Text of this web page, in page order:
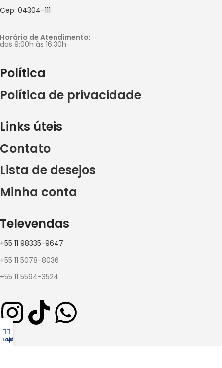
Cep: 04304-111
Horário de Atendimento:
das 9:00h às 16:30h
Política
Política de privacidade
Links úteis
Contato
Lista de desejos
Minha conta
Televendas
+55 11 98335-9647
+55 11 5078-8036
+55 11 5594-3524
Loja
Minha conta